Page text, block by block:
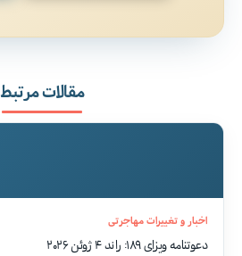
مقالات مرتبط
اخبار و تغییرات مهاجرتی
دعوتنامه ویزای ۱۸۹: راند ۴ ژوئن ۲۰۲۶